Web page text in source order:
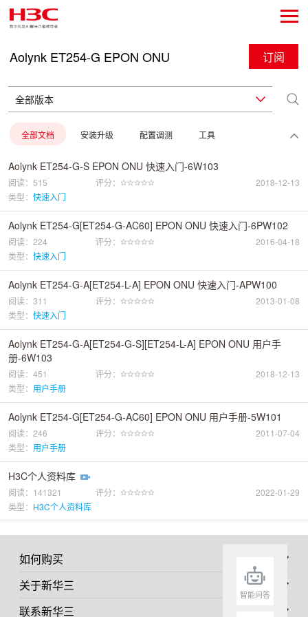
Aolynk ET254-G EPON ONU 订阅
全部文档 安装升级 配置调测 工具
Aolynk ET254-G-S EPON ONU 快速入门-6W103
阅读：515 评分：
2018-12-13
类型： 快速入门
Aolynk ET254-G[ET254-G-AC60] EPON ONU 快速入门-6PW102
阅读：224 评分：
2016-04-18
类型： 快速入门
Aolynk ET254-G-A[ET254-L-A] EPON ONU 快速入门-APW100
阅读：311 评分：
2013-01-08
类型： 快速入门
Aolynk ET254-G-A[ET254-G-S][ET254-L-A] EPON ONU 用户手
册-6W103
阅读：451 评分：
2018-12-13
类型： 用户手册
Aolynk ET254-G[ET254-G-AC60] EPON ONU 用户手册-5W101
阅读：246 评分：
2011-07-04
类型： 用户手册
H3C个人资料库
阅读：141321 评分：
2022-01-29
类型： H3C个人资料库
如何购买
关于新华三
联系新华三
智能问答